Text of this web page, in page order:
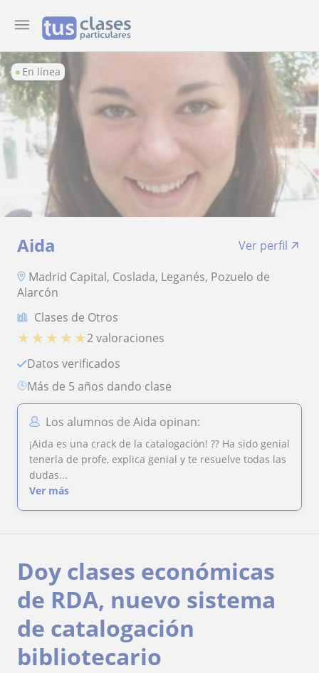
En línea
Aida
Ver perfil
Madrid Capital, Coslada, Leganés, Pozuelo de
Alarcón
Clases de Otros
★ ★ ★ ★ ★2 valoraciones
Datos verificados
más de 5 años dando clase
Los alumnos de Aida opinan:
¡Aida es una crack de la catalogación! ?? Ha sido genial
tenerla de profe, explica genial y te resuelve todas las
dudas...
Ver más
Doy clases económicas
de RDA, nuevo sistema
de catalogación
bibliotecario